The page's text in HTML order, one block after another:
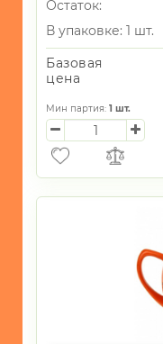
Остаток:
В упаковке: 1 шт.
Базовая
цена
Мин партия: 1 шт.